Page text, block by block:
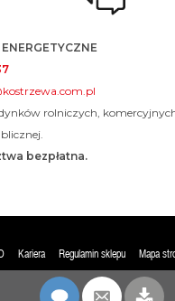
rolniczych,
bezpłatna.
Kariera Regulamin sklepu Mapa